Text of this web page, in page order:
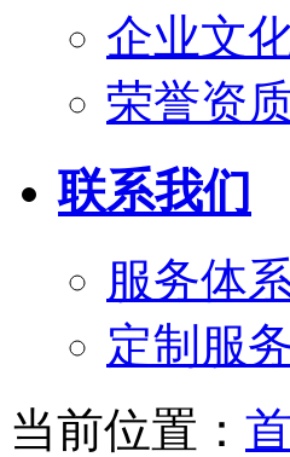
企业文
荣誉资
联系我们
服务体
定制服
当前位置：